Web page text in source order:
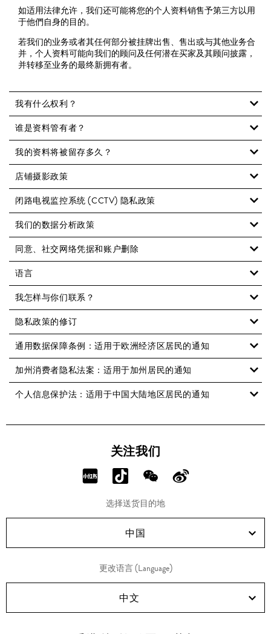
如适用法律允许，我们还可能将您的个人资料销售予第三方以用
于他們自身的目的。
若我们的业务或者其任何部分被挂牌出售、售出或与其他业务合
并，个人资料可能向我们的顾问及任何潜在买家及其顾问披露，
并转移至业务的最终新拥有者。
我有什么权利？
谁是资料管有者？
我的资料将被留存多久？
店铺摄影政策
闭路电视监控系统 (CCTV) 隐私政策
我们的数据分析政策
同意、社交网络凭据和账户删除
语言
我怎样与你们联系？
隐私政策的修订
通用数据保障条例：适用于欧洲经济区居民的通知
加州消费者隐私法案：适用于加州居民的通知
个人信息保护法：适用于中国大陆地区居民的通知
关注我们
分
RED!
分
享
Douyin!
分
享
WeChat!
分
Weibo!
选择送货目的地
中国
更改语言 (Language)
中文